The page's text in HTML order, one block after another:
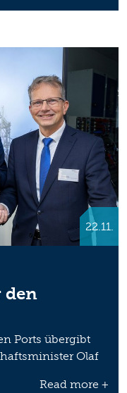
22.11.
den
Ports übergibt
Olaf
Read more +